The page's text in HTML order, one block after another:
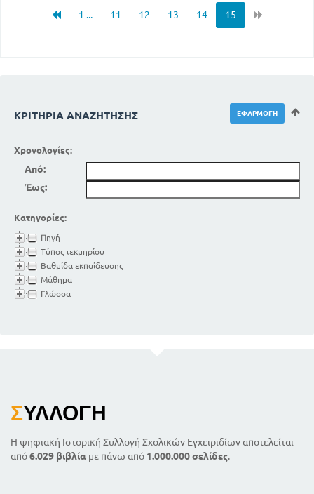
1 ... 11 12 13 14 15
ΚΡΙΤΉΡΙΑ ΑΝΑΖΉΤΗΣΗΣ
Χρονολογίες:
Από:
Έως:
Κατηγορίες:
Πηγή
Τύπος τεκμηρίου
Βαθμίδα εκπαίδευσης
Μάθημα
Γλώσσα
ΣΥΛΛΟΓΉ
Η ψηφιακή Ιστορική Συλλογή Σχολικών Εγχειριδίων αποτελείται
από6.029 βιβλία με πάνω από 1.000.000 σελίδες.